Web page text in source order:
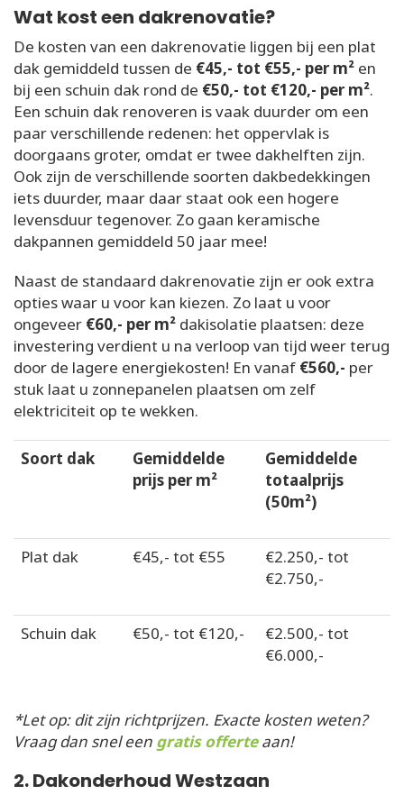
Wat kost een dakrenovatie?
De kosten van een dakrenovatie liggen bij een plat
dak gemiddeld tussen de €45,- tot €55,- per m² en
bij een schuin dak rond de €50,- tot €120,- per m².
Een schuin dak renoveren is vaak duurder om een
paar verschillende redenen: het oppervlak is
doorgaans groter, omdat er twee dakhelften zijn.
Ook zijn de verschillende soorten dakbedekkingen
iets duurder, maar daar staat ook een hogere
levensduur tegenover. Zo gaan keramische
dakpannen gemiddeld 50 jaar mee!
Naast de standaard dakrenovatie zijn er ook extra
opties waar u voor kan kiezen. Zo laat u voor
ongeveer €60,- per m² dakisolatie plaatsen: deze
investering verdient u na verloop van tijd weer terug
door de lagere energiekosten! En vanaf €560,- per
stuk laat u zonnepanelen plaatsen om zelf
elektriciteit op te wekken.
Soort dak
Gemiddelde
prijs per m²
Gemiddelde
totaalprijs
(50m²)
Plat dak €45,- tot €55
€2.250,- tot
€2.750,-
Schuin dak €50,- tot €120,-
€2.500,- tot
€6.000,-
*Let op: dit zijn richtprijzen. Exacte kosten weten?
Vraag dan snel een gratis offerteaan!
2. Dakonderhoud Westzaan